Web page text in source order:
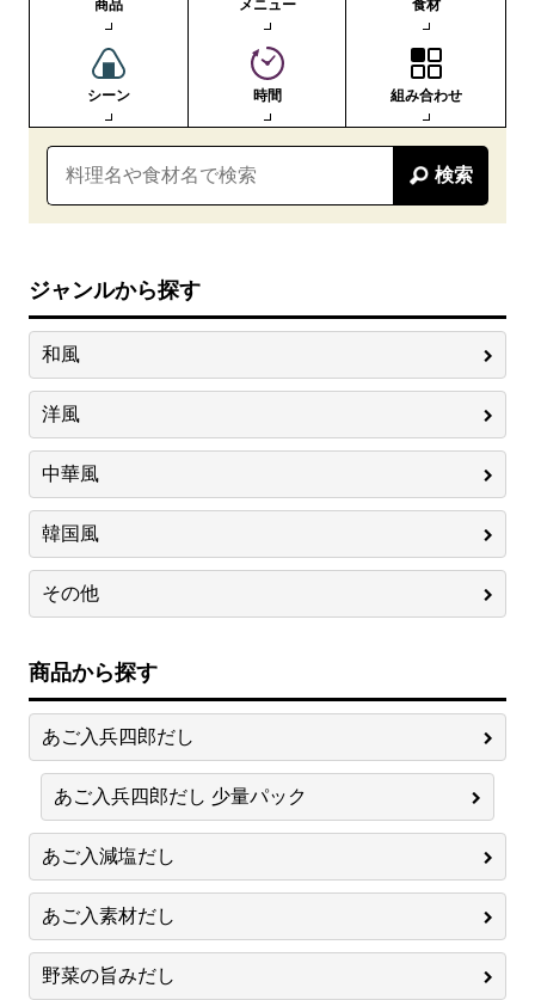
商品 メニュー 食材
シーン 時間 組み合わせ
検索
ジャンルから探す
和風
洋風
中華風
韓国風
その他
商品から探す
あご入兵四郎だし
あご入兵四郎だし 少量パック
あご入減塩だし
あご入素材だし
野菜の旨みだし